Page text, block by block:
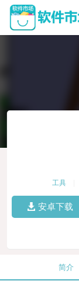
工具
安卓下载
简介